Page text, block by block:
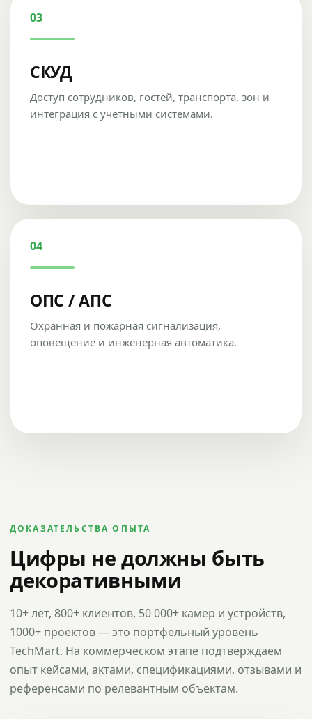
03
СКУД
Доступ сотрудников, гостей, транспорта, зон и
интеграция с учетными системами.
04
ОПС / АПС
Охранная и пожарная сигнализация,
оповещение и инженерная автоматика.
ДОКАЗАТЕЛЬСТВА ОПЫТА
Цифры не должны быть
декоративными
10+ лет, 800+ клиентов, 50 000+ камер и устройств,
1000+ проектов — это портфельный уровень
TechMart. На коммерческом этапе подтверждаем
опыт кейсами, актами, спецификациями, отзывами и
референсами по релевантным объектам.